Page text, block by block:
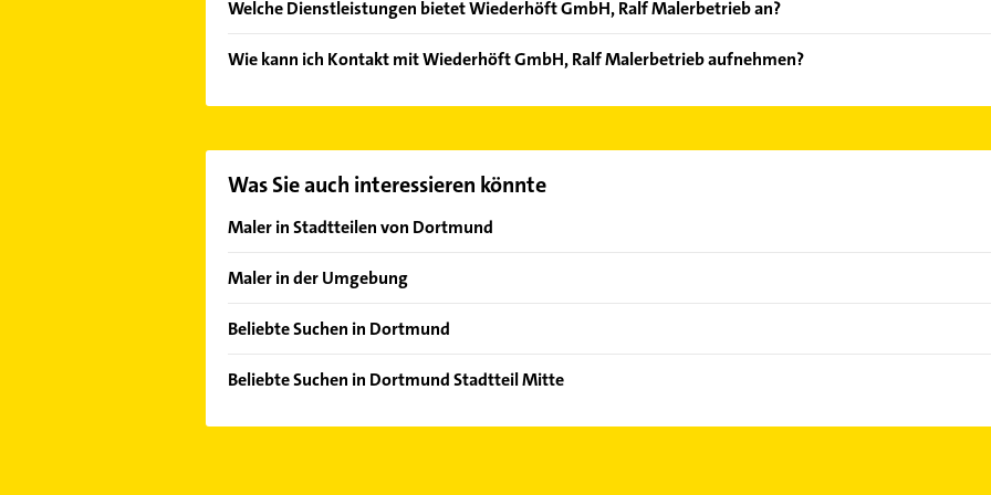
Welche Dienstleistungen bietet Wiederhöft GmbH, Ralf Malerbetrieb an?
Wie kann ich Kontakt mit Wiederhöft GmbH, Ralf Malerbetrieb aufnehmen?
Was Sie auch interessieren könnte
Maler in Stadtteilen von Dortmund
Aplerbeck
Benninghofen
Brackel
Brechten
Maler in der Umgebung
Holzwickede
Lünen
Beliebte Suchen in Dortmund
Lackiererei
Klempner
Beliebte Suchen in Dortmund Stadtteil Mitte